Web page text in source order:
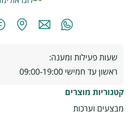
שעות פעילות ומענה:
ראשון עד חמישי 09:00-19:00
קטגוריות מוצרים
מבצעים וערכות